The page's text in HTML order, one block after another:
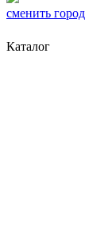
сменить город
Каталог